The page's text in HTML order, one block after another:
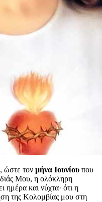
, ώστε τον μήνα Ιουνίου που
Μου, η ολόκληρη
ημέρα και νύχτα· ότι η
της Κολομβίας μου στη